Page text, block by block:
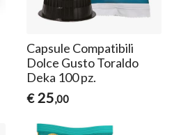
Capsule Compatibili
Dolce Gusto Toraldo
Deka 100 pz.
€ 25,00